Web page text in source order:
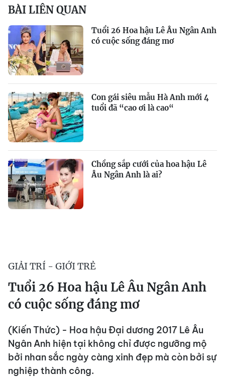
BÀI LIÊN QUAN
Tuổi 26 Hoa hậu Lê Âu Ngân Anh
có cuộc sống đáng mơ
Con gái siêu mẫu Hà Anh mới 4
tuổi đã “cao ơi là cao“
Chồng sắp cưới của hoa hậu Lê
Âu Ngân Anh là ai?
GIẢI TRÍ - GIỚI TRẺ
Tuổi 26 Hoa hậu Lê Âu Ngân Anh
có cuộc sống đáng mơ
(Kiến Thức) - Hoa hậu Đại dương 2017 Lê Âu
Ngân Anh hiện tại không chỉ được ngưỡng mộ
bởi nhan sắc ngày càng xinh đẹp mà còn bởi sự
nghiệp thành công.